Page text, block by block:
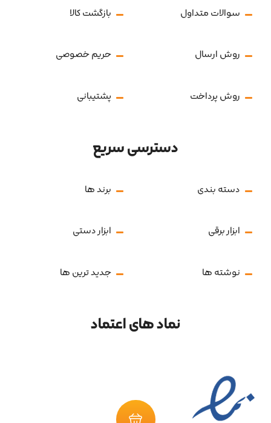
سوالات متداول بازگشت کالا
روش ارسال حریم خصوصی
روش پرداخت پشتیبانی
دسترسی سریع
دسته بندی برند ها
ابزار برقی ابزار دستی
نوشته ها جدید ترین ها
نماد های اعتماد